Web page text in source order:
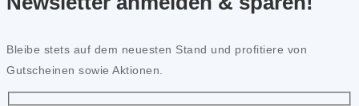
Bleibe stets auf dem neuesten Stand und profitiere von
Gutscheinen sowie Aktionen.